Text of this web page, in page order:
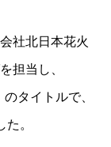
社北日本花火
担当し、
タイトルで、
。